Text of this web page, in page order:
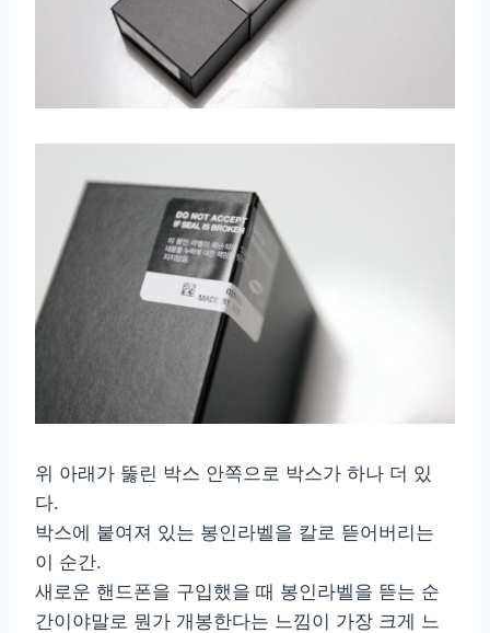
위 아래가 뚫린 박스 안쪽으로 박스가 하나 더 있
다.
박스에 붙여져 있는 봉인라벨을 칼로 뜯어버리는
이 순간.
새로운 핸드폰을 구입했을 때 봉인라벨을 뜯는 순
간이야말로 뭔가 개봉한다는 느낌이 가장 크게 느